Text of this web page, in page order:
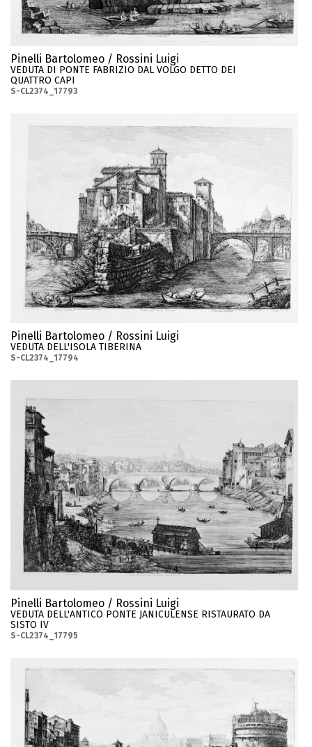
Pinelli Bartolomeo / Rossini Luigi
VEDUTA DI PONTE FABRIZIO DAL VOLGO DETTO DEI
QUATTRO CAPI
S-CL2374_17793
Pinelli Bartolomeo / Rossini Luigi
VEDUTA DELL'ISOLA TIBERINA
S-CL2374_17794
Pinelli Bartolomeo / Rossini Luigi
VEDUTA DELL'ANTICO PONTE JANICULENSE RISTAURATO DA
SISTO IV
S-CL2374_17795